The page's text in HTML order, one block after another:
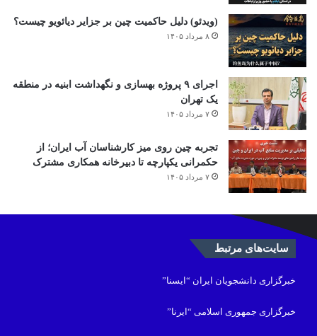
(ویدئو) دلیل حاکمیت چین بر جزایر دیائویو چیست؟
۸ مرداد ۱۴۰۵
اجرای ۹ پروژه بهسازی و نگهداشت ابنیه در منطقه
یک تهران
۷ مرداد ۱۴۰۵
تجربه چین روی میز کارشناسان آب ایران؛ از
حکمرانی یکپارچه تا دبیرخانه همکاری مشترک
۷ مرداد ۱۴۰۵
سایت‌های مرتبط
خبرگزاری دانشجویان ایران “ایسنا”
خبرگزاری جمهوری اسلامی “ایرنا”